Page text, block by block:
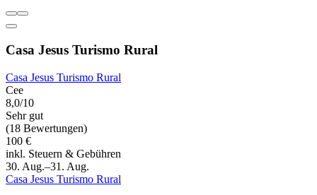
Casa Jesus Turismo Rural
Casa Jesus Turismo Rural
Cee
8,0/10
Sehr gut
(18 Bewertungen)
100 €
inkl. Steuern & Gebühren
30. Aug.–31. Aug.
Casa Jesus Turismo Rural